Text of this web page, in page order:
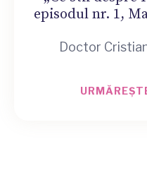
episodul nr. 1,
Doctor